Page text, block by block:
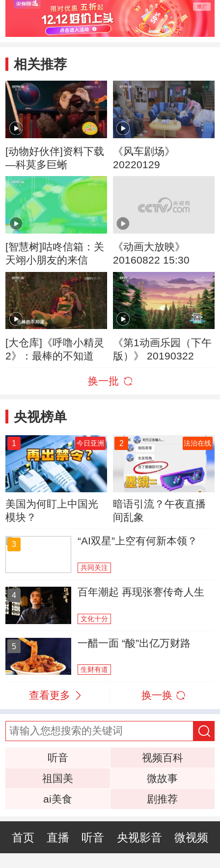
相关推荐
[动物好伙伴]资料下载
—科莫多巨蜥
《风车剧场》
20220129
[智慧树]咕咚信箱：关
天翊小朋友的来信
《动画大放映》
20160822 15:30
[大仓库]《呼噜小精灵
2》：最棒的不知道
《第1动画乐园（下午
版）》 20190322
换一批
央视榜单
1 今日亚洲
美国为何盯上中国光
模块？
2 法治在线
暗语引流？午夜直播
间乱象
3 “AI双星”上空有何新本领？
共同关注
4 百年潮起 再现张謇传奇人生
文化十分
5 一醋一面 “酸”出亿万财路
生财有道
查看更多 换一换
听音
视频百科
祖国美
微故事
ai美食
剧推荐
首页 直播 听音 央视影音 微视频